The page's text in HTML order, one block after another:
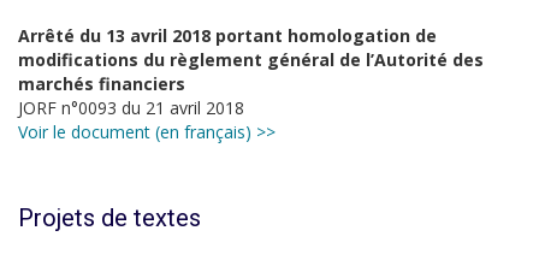
Arrêté du 13 avril 2018 portant homologation de
modifications du règlement général de l’Autorité des
marchés financiers
JORF n°0093 du 21 avril 2018
Voir le document (en français) >>
Projets de textes